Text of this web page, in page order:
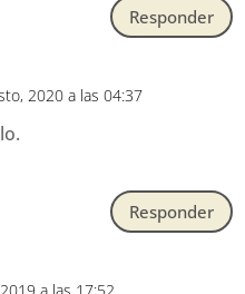
Responder
2020 a las 04:37
Responder